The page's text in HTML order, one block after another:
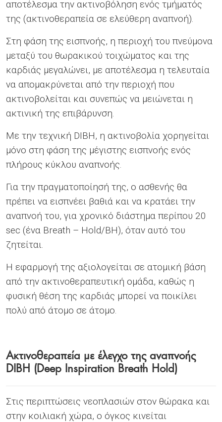
αποτέλεσμα την ακτινοβόληση ενός τμήματός
της (ακτινοθεραπεία σε ελεύθερη αναπνοή).
Στη φάση της εισπνοής, η περιοχή του πνεύμονα
μεταξύ του θωρακικού τοιχώματος και της
καρδιάς μεγαλώνει, με αποτέλεσμα η τελευταία
να απομακρύνεται από την περιοχή που
ακτινοβολείται και συνεπώς να μειώνεται η
ακτινική της επιβάρυνση.
Με την τεχνική DIBH, η ακτινοβολία χορηγείται
μόνο στη φάση της μέγιστης εισπνοής ενός
πλήρους κύκλου αναπνοής.
Για την πραγματοποίησή της, ο ασθενής θα
πρέπει να εισπνέει βαθιά και να κρατάει την
αναπνοή του, για χρονικό διάστημα περίπου 20
sec (ένα Breath – Hold/BH), όταν αυτό του
ζητείται.
Η εφαρμογή της αξιολογείται σε ατομική βάση
από την ακτινοθεραπευτική ομάδα, καθώς η
φυσική θέση της καρδιάς μπορεί να ποικίλει
πολύ από άτομο σε άτομο.
Ακτινοθεραπεία με έλεγχο της αναπνοής
DIBH (Deep Inspiration Breath Hold)
Στις περιπτώσεις νεοπλασιών στον θώρακα και
στην κοιλιακή χώρα, ο όγκος κινείται